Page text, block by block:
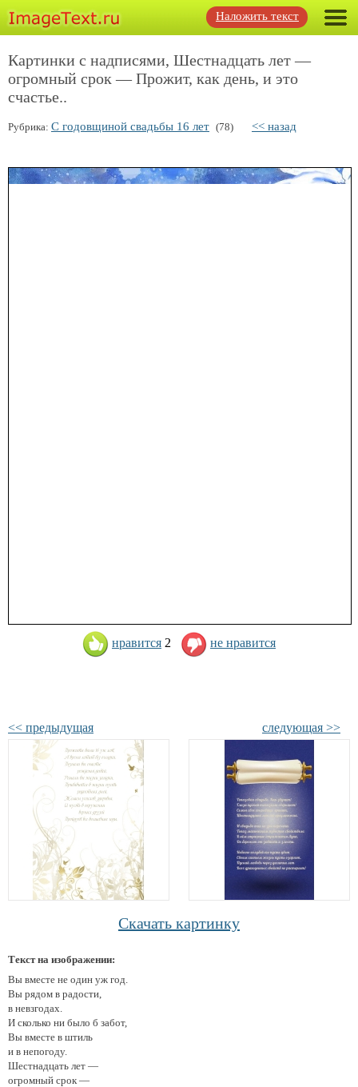
Наложить текст
Картинки с надписями, Шестнадцать лет —
огромный срок — Прожит, как день, и это
счастье..
Рубрика: С годовщиной свадьбы 16 лет (78) << назад
нравится 2 не нравится
<< предыдущая следующая >>
Скачать картинку
Текст на изображении:
Вы вместе не один уж год.
Вы рядом в радости,
в невзгодах.
И сколько ни было б забот,
Вы вместе в штиль
и в непогоду.
Шестнадцать лет —
огромный срок —